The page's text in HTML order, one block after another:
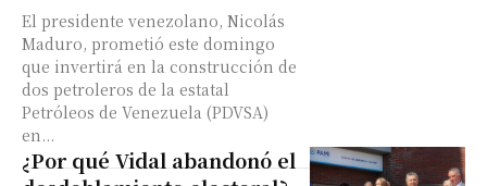
El presidente venezolano, Nicolás
Maduro, prometió este domingo
que invertirá en la construcción de
dos petroleros de la estatal
Petróleos de Venezuela (PDVSA)
en...
¿Por qué Vidal abandonó el